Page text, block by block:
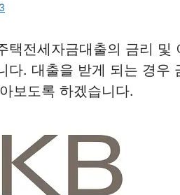
택전세자금대출의 금리 및
다. 대출을 받게 되는 경우
보도록 하겠습니다.